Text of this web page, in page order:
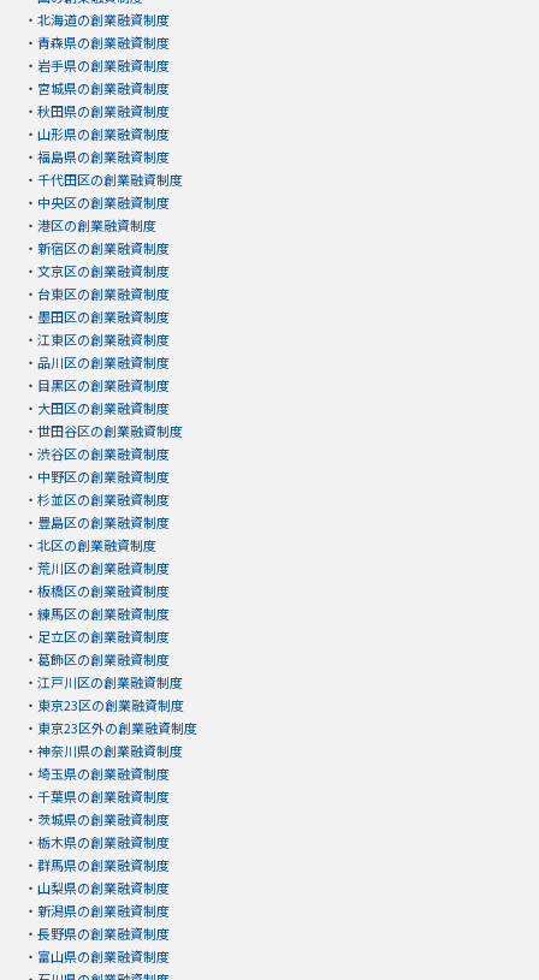
・ 北海道の創業融資制度
・ 青森県の創業融資制度
・ 岩手県の創業融資制度
・ 宮城県の創業融資制度
・ 秋田県の創業融資制度
・ 山形県の創業融資制度
・ 福島県の創業融資制度
・ 千代田区の創業融資制度
・ 中央区の創業融資制度
・ 港区の創業融資制度
・ 新宿区の創業融資制度
・ 文京区の創業融資制度
・ 台東区の創業融資制度
・ 墨田区の創業融資制度
・ 江東区の創業融資制度
・ 品川区の創業融資制度
・ 目黒区の創業融資制度
・ 大田区の創業融資制度
・ 世田谷区の創業融資制度
・ 渋谷区の創業融資制度
・ 中野区の創業融資制度
・ 杉並区の創業融資制度
・ 豊島区の創業融資制度
・ 北区の創業融資制度
・ 荒川区の創業融資制度
・ 板橋区の創業融資制度
・ 練馬区の創業融資制度
・ 足立区の創業融資制度
・ 葛飾区の創業融資制度
・ 江戸川区の創業融資制度
・ 東京23区の創業融資制度
・ 東京23区外の創業融資制度
・ 神奈川県の創業融資制度
・ 埼玉県の創業融資制度
・ 千葉県の創業融資制度
・ 茨城県の創業融資制度
・ 栃木県の創業融資制度
・ 群馬県の創業融資制度
・ 山梨県の創業融資制度
・ 新潟県の創業融資制度
・ 長野県の創業融資制度
・ 富山県の創業融資制度